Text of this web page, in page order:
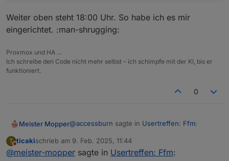
Weiter oben steht 18:00 Uhr. So habe ich es mir
eingerichtet. :man-shrugging:
Proxmox und HA ...
Ich schreibe den Code nicht mehr selbst – ich schimpfe mit der KI, bis er
funktioniert.
0
Meister Mopper@accessburn sagte in Usertreffen: Ffm:
Reminder für heute (09.02.) 16 Uhr
T
Nicht stören
ticakischrieb am 9. Feb. 2025, 11:44
zuletzt editiert von
@meister-mopper sagte in Usertreffen: Ffm: